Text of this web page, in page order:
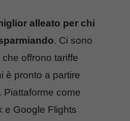
alleato per chi
. Ci sono
offrono tariffe
è pronto a partire
Piattaforme come
e Google Flights